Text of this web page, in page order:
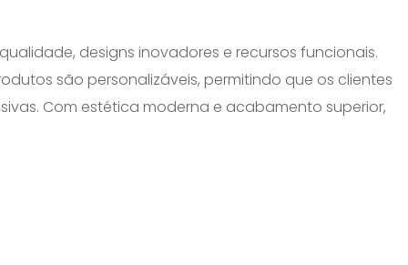
designs inovadores e recursos funcionais.
são personalizáveis, permitindo que os clientes
Com estética moderna e acabamento superior,